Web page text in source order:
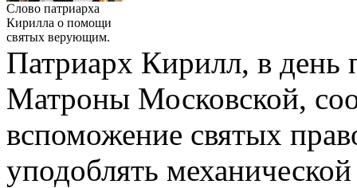
Слово патриарха
Кирилла о помощи
святых верующим.
Патриарх Кирилл, в день
Матроны Московской,
вспоможение святых
уподоблять